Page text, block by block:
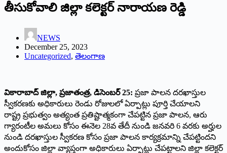
తీసుకోవాలి జిల్లా కలెక్టర్ నారాయణ రెడ్డి
NEWS
December 25, 2023
Uncategorized, తెలంగాణ
వికారాబాద్ జిల్లా, ప్రజాతంత్ర, డిసెంబర్ 25: ప్రజా పాలన దరఖాస్తుల
స్వీకరణకు అధికారులు రెండు రోజులలో ఏర్పాట్లు పూర్తి చేయాలని
రాష్ట్ర ప్రభుత్వం అత్యంత ప్రతిష్టాత్మకంగా చేపట్టిన ప్రజా పాలన, ఆరు
గ్యారంటీల అమలు కోసం ఈనెల 28వ తేదీ నుండి జనవరి 6 వరకు అర్హుల
నుండి దరఖాస్తుల స్వీకరణ కోసం ప్రజా పాలన కార్యక్రమాన్ని చేపట్టిందని
అందుకోసం జిల్లా వ్యాప్తంగా అధికారులు ఏర్పాట్లు చేపట్టాలని జిల్లా కలెక్టర్